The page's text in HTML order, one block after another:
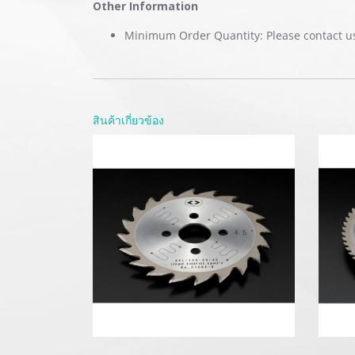
Other Information
Minimum Order Quantity: Please contact
สินค้าเกี่ยวข้อง